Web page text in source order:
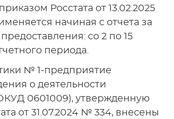
Росстата от 13.02.2025
начиная с отчета за
со 2 по 15
периода.
№ 1-предприятие
о деятельности
0601009), утвержденную
от 31.07.2024 № 334, внесены